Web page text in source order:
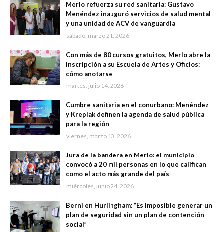
Merlo refuerza su red sanitaria: Gustavo
Menéndez inauguró servicios de salud mental
y una unidad de ACV de vanguardia
sábado, marzo 21, 2026
Con más de 80 cursos gratuitos, Merlo abre la
inscripción a su Escuela de Artes y Oficios:
cómo anotarse
martes, julio 14, 2026
Cumbre sanitaria en el conurbano: Menéndez
y Kreplak definen la agenda de salud pública
para la región
viernes, marzo 13, 2026
Jura de la bandera en Merlo: el municipio
convocó a 20 mil personas en lo que califican
como el acto más grande del país
miércoles, junio 24, 2026
Berni en Hurlingham: “Es imposible generar un
plan de seguridad sin un plan de contención
social”